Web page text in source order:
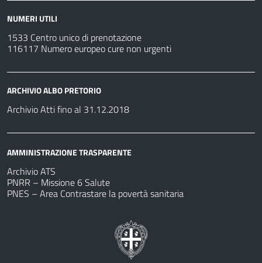
NUMERI UTILI
1533 Centro unico di prenotazione
116117 Numero europeo cure non urgenti
ARCHIVIO ALBO PRETORIO
Archivio Atti fino al 31.12.2018
AMMINISTRAZIONE TRASPARENTE
Archivio ATS
PNRR – Missione 6 Salute
PNES – Area Contrastare la povertà sanitaria